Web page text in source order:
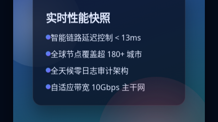
实时性能快照
智能链路延迟控制 < 13ms
全球节点覆盖超 180+ 城市
全天候零日志审计架构
自适应带宽 10Gbps 主干网